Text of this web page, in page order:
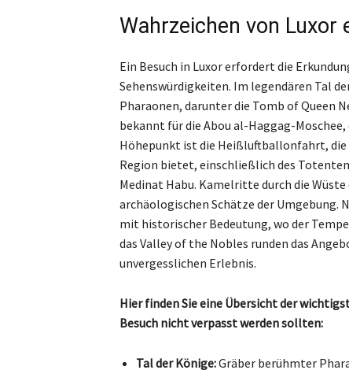
Wahrzeichen von Luxor
Ein Besuch in Luxor erfordert die
Sehenswürdigkeiten. Im legendären Tal
Pharaonen, darunter die Tomb of Queen
bekannt für die Abou al-Haggag-
Höhepunkt ist die Heißluftballonfahrt, die
Region bietet, einschließlich des
Medinat Habu. Kamelritte durch die
archäologischen Schätze der Umgebung.
mit historischer Bedeutung, wo der
das Valley of the Nobles runden das
unvergesslichen Erlebnis.
Hier finden Sie eine Übersicht der
Besuch nicht verpasst werden sollten:
Tal der Könige:Gräber berühmter